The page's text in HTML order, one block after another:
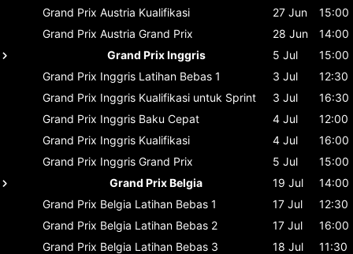
Grand Prix Austria Kualifikasi 27 Jun
15:00
Grand Prix Austria Grand Prix 28 Jun
14:00
Grand Prix Inggris
5 Jul
15:00
Grand Prix Inggris Latihan Bebas 1 3 Jul
12:30
Grand Prix Inggris Kualifikasi untuk Sprint 3 Jul
16:30
Grand Prix Inggris Baku Cepat 4 Jul
12:00
Grand Prix Inggris Kualifikasi 4 Jul
16:00
Grand Prix Inggris Grand Prix 5 Jul
15:00
Grand Prix Belgia
19 Jul
14:00
Grand Prix Belgia Latihan Bebas 1 17 Jul
12:30
Grand Prix Belgia Latihan Bebas 2 17 Jul
16:00
Grand Prix Belgia Latihan Bebas 3 18 Jul
11:30